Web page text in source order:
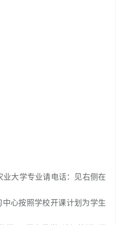
大学专业请电话：见右侧在
心按照学校开课计划为学生